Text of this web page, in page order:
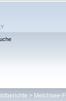
> Melchsee-